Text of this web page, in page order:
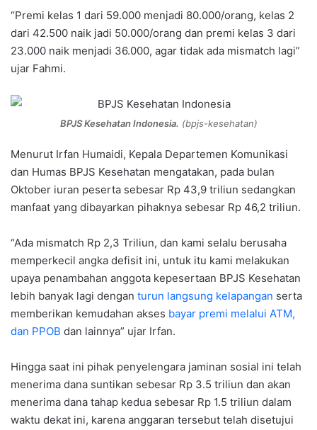
“Premi kelas 1 dari 59.000 menjadi 80.000/orang, kelas 2
dari 42.500 naik jadi 50.000/orang dan premi kelas 3 dari
23.000 naik menjadi 36.000, agar tidak ada mismatch lagi”
ujar Fahmi.
BPJS Kesehatan Indonesia. (bpjs-kesehatan)
Menurut Irfan Humaidi, Kepala Departemen Komunikasi
dan Humas BPJS Kesehatan mengatakan, pada bulan
Oktober iuran peserta sebesar Rp 43,9 triliun sedangkan
manfaat yang dibayarkan pihaknya sebesar Rp 46,2 triliun.
“Ada mismatch Rp 2,3 Triliun, dan kami selalu berusaha
memperkecil angka defisit ini, untuk itu kami melakukan
upaya penambahan anggota kepesertaan BPJS Kesehatan
lebih banyak lagi dengan turun langsung kelapangan serta
memberikan kemudahan akses bayar premi melalui ATM,
dan PPOB dan lainnya” ujar Irfan.
Hingga saat ini pihak penyelengara jaminan sosial ini telah
menerima dana suntikan sebesar Rp 3.5 triliun dan akan
menerima dana tahap kedua sebesar Rp 1.5 triliun dalam
waktu dekat ini, karena anggaran tersebut telah disetujui